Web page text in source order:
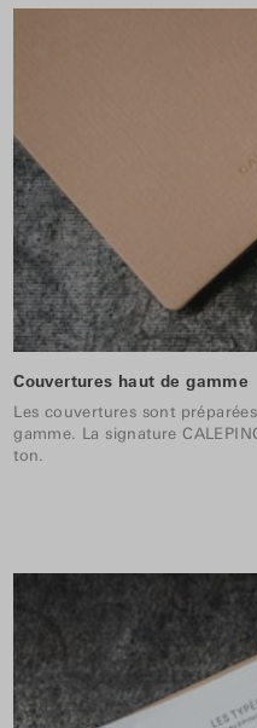
Couvertures haut de gamme
Les couvertures sont
gamme. La signature
ton.